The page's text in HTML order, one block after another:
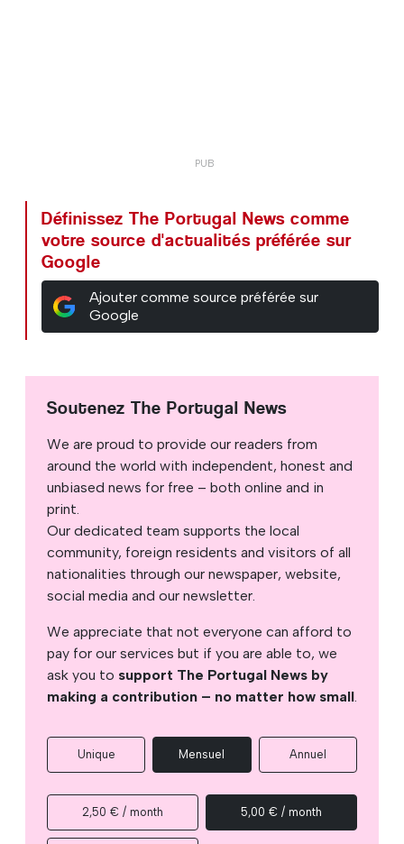
Définissez The Portugal News comme
votre source d'actualités préférée sur
Google
Ajouter comme source préférée sur
Google
Soutenez The Portugal News
We are proud to provide our readers from
around the world with independent, honest and
unbiased news for free – both online and in
print.
Our dedicated team supports the local
community, foreign residents and visitors of all
nationalities through our newspaper, website,
social media and our newsletter.
We appreciate that not everyone can afford to
pay for our services but if you are able to, we
ask you to support The Portugal News by
making a contribution – no matter how small.
Unique Mensuel Annuel
2,50 € / month 5,00 € / month